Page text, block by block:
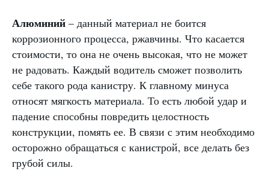
Алюминий – данный материал не боится
коррозионного процесса, ржавчины. Что касается
стоимости, то она не очень высокая, что не может
не радовать. Каждый водитель сможет позволить
себе такого рода канистру. К главному минуса
относят мягкость материала. То есть любой удар и
падение способны повредить целостность
конструкции, помять ее. В связи с этим необходимо
осторожно обращаться с канистрой, все делать без
грубой силы.